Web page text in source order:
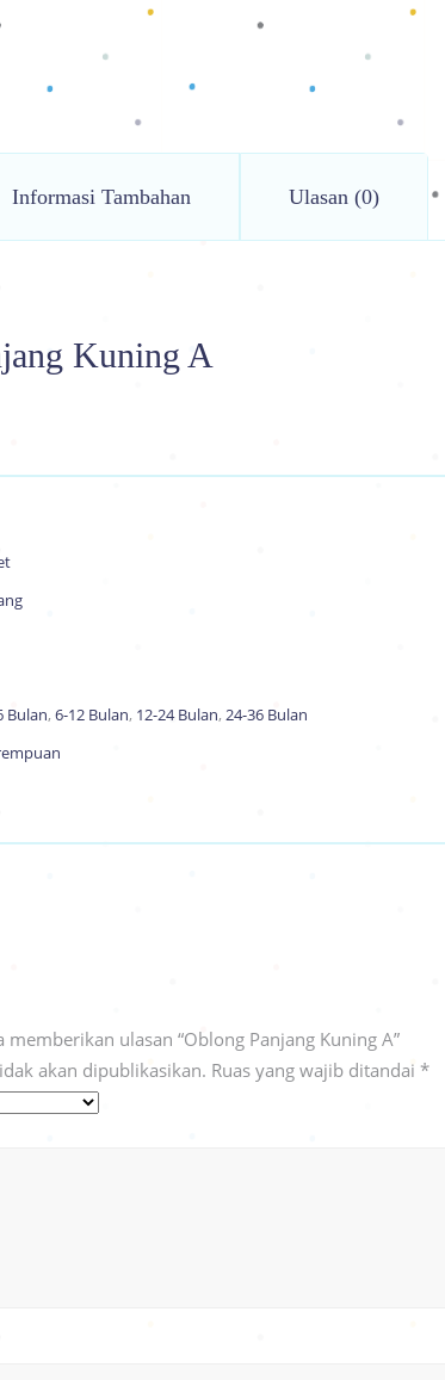
Informasi Tambahan Ulasan (0)
Kuning A
Bulan, 6-12 Bulan, 12-24 Bulan, 24-36 Bulan
memberikan ulasan “Oblong Panjang Kuning A”
akan dipublikasikan. Ruas yang wajib ditandai *